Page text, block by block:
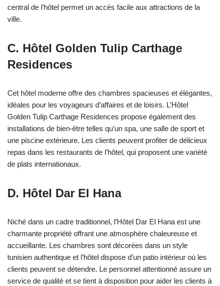
central de l’hôtel permet un accès facile aux attractions de la
ville.
C. Hôtel Golden Tulip Carthage
Residences
Cet hôtel moderne offre des chambres spacieuses et élégantes,
idéales pour les voyageurs d’affaires et de loisirs. L’Hôtel
Golden Tulip Carthage Residences propose également des
installations de bien-être telles qu’un spa, une salle de sport et
une piscine extérieure. Les clients peuvent profiter de délicieux
repas dans les restaurants de l’hôtel, qui proposent une variété
de plats internationaux.
D. Hôtel Dar El Hana
Niché dans un cadre traditionnel, l’Hôtel Dar El Hana est une
charmante propriété offrant une atmosphère chaleureuse et
accueillante. Les chambres sont décorées dans un style
tunisien authentique et l’hôtel dispose d’un patio intérieur où les
clients peuvent se détendre. Le personnel attentionné assure un
service de qualité et se tient à disposition pour aider les clients à